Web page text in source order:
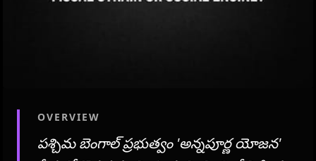
OVERVIEW
పశ్చిమ బెంగాల్ ప్రభుత్వం 'అన్నపూర్ణ యోజన'